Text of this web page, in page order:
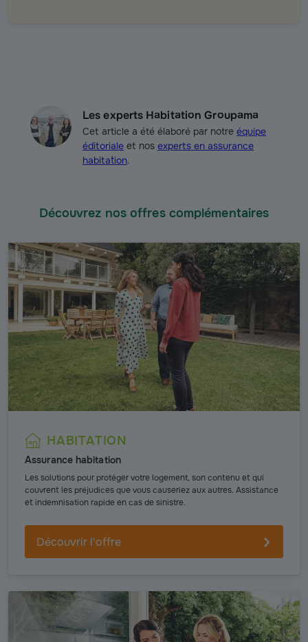
Les experts Habitation Groupama
Cet article a été élaboré par notre équipe
éditoriale et nos experts en assurance
habitation.
Découvrez nos offres complémentaires
HABITATION
Assurance habitation
Les solutions pour protéger votre logement, son contenu et qui
couvrent les préjudices que vous causeriez aux autres. Assistance
et indemnisation rapide en cas de sinistre.
Découvrir l'offre